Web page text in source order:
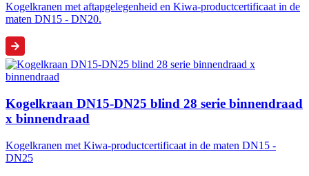
Kogelkranen met aftapgelegenheid en Kiwa-productcertificaat in de
maten DN15 - DN20.
Kogelkraan DN15-DN25 blind 28 serie binnendraad
x binnendraad
Kogelkranen met Kiwa-productcertificaat in de maten DN15 -
DN25